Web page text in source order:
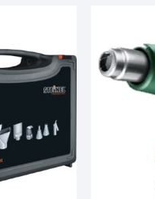
WhatsApp
asesor virtual de Ferretería El